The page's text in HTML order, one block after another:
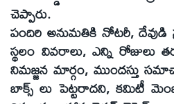
చెప్పారు.
పందిరి అనుమతికి నోటరీ, దేవుడి
స్థలం వివరాలు, ఎన్ని రోజులు
నిమజ్జన మార్గం, ముందస్తు
బాక్స్‌ లు పెట్టరాదని, కమిటీ